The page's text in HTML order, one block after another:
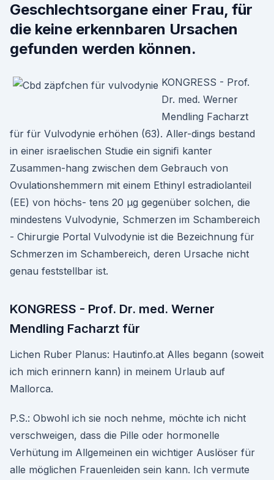
Geschlechtsorgane einer Frau, für
die keine erkennbaren Ursachen
gefunden werden können.
KONGRESS - Prof.
Dr. med. Werner
Mendling Facharzt
für für Vulvodynie erhöhen (63). Aller-dings bestand
in einer israelischen Studie ein signiﬁ kanter
Zusammen-hang zwischen dem Gebrauch von
Ovulationshemmern mit einem Ethinyl estradiolanteil
(EE) von höchs- tens 20 μg gegenüber solchen, die
mindestens Vulvodynie, Schmerzen im Schambereich
- Chirurgie Portal Vulvodynie ist die Bezeichnung für
Schmerzen im Schambereich, deren Ursache nicht
genau feststellbar ist.
KONGRESS - Prof. Dr. med. Werner
Mendling Facharzt für
Lichen Ruber Planus: Hautinfo.at Alles begann (soweit
ich mich erinnern kann) in meinem Urlaub auf
Mallorca.
P.S.: Obwohl ich sie noch nehme, möchte ich nicht
verschweigen, dass die Pille oder hormonelle
Verhütung im Allgemeinen ein wichtiger Auslöser für
alle möglichen Frauenleiden sein kann. Ich vermute